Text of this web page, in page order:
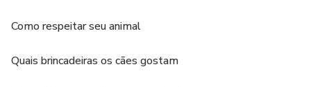
Como respeitar seu animal
Quais brincadeiras os cães gostam